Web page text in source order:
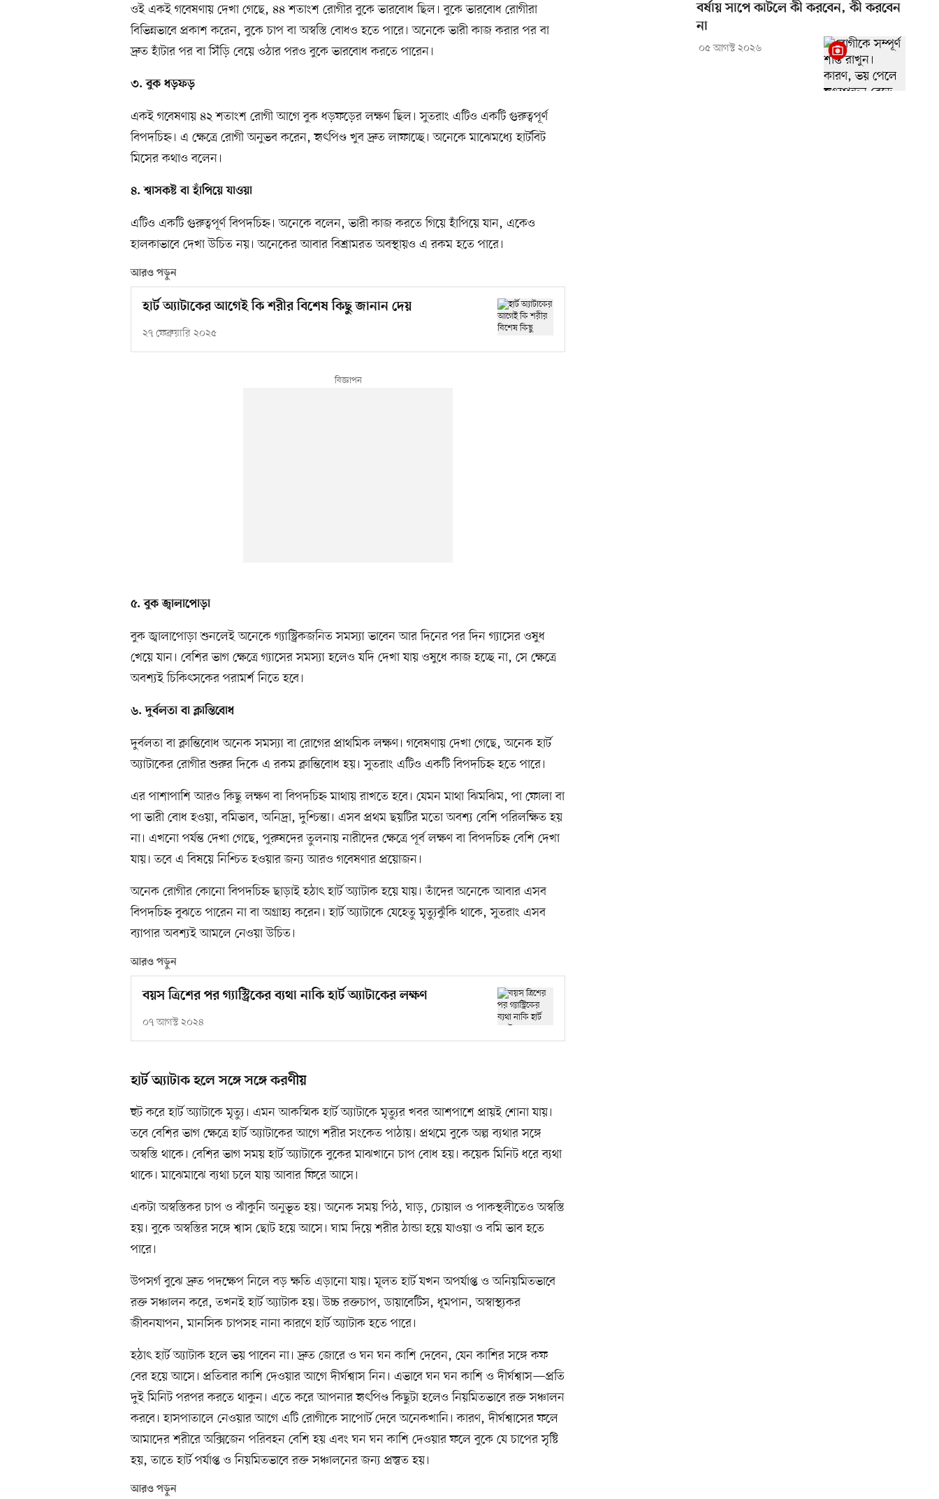
ওই একই গবেষণায় দেখা গেছে, ৪৪ শতাংশ রোগীর বুকে ভারবোধ ছিল। বুকে ভারবোধ রোগীরা
বিভিন্নভাবে প্রকাশ করেন, বুকে চাপ বা অস্বস্তি বোধও হতে পারে। অনেকে ভারী কাজ করার পর বা
দ্রুত হাঁটার পর বা সিঁড়ি বেয়ে ওঠার পরও বুকে ভারবোধ করতে পারেন।
৩. বুক ধড়ফড়
একই গবেষণায় ৪২ শতাংশ রোগী আগে বুক ধড়ফড়ের লক্ষণ ছিল। সুতরাং এটিও একটি গুরুত্বপূর্ণ
বিপদচিহ্ন। এ ক্ষেত্রে রোগী অনুভব করেন, হৃৎপিণ্ড খুব দ্রুত লাফাচ্ছে। অনেকে মাঝেমধ্যে হার্টবিট
মিসের কথাও বলেন।
৪. শ্বাসকষ্ট বা হাঁপিয়ে যাওয়া
এটিও একটি গুরুত্বপূর্ণ বিপদচিহ্ন। অনেকে বলেন, ভারী কাজ করতে গিয়ে হাঁপিয়ে যান, একেও
হালকাভাবে দেখা উচিত নয়। অনেকের আবার বিশ্রামরত অবস্থায়ও এ রকম হতে পারে।
আরও পড়ুন
হার্ট অ্যাটাকের আগেই কি শরীর বিশেষ কিছু জানান দেয়
২৭ ফেব্রুয়ারি ২০২৫
৫. বুক জ্বালাপোড়া
বুক জ্বালাপোড়া শুনলেই অনেকে গ্যাস্ট্রিকজনিত সমস্যা ভাবেন আর দিনের পর দিন গ্যাসের ওষুধ
খেয়ে যান। বেশির ভাগ ক্ষেত্রে গ্যাসের সমস্যা হলেও যদি দেখা যায় ওষুধে কাজ হচ্ছে না, সে ক্ষেত্রে
অবশ্যই চিকিৎসকের পরামর্শ নিতে হবে।
৬. দুর্বলতা বা ক্লান্তিবোধ
দুর্বলতা বা ক্লান্তিবোধ অনেক সমস্যা বা রোগের প্রাথমিক লক্ষণ। গবেষণায় দেখা গেছে, অনেক হার্ট
অ্যাটাকের রোগীর শুরুর দিকে এ রকম ক্লান্তিবোধ হয়। সুতরাং এটিও একটি বিপদচিহ্ন হতে পারে।
এর পাশাপাশি আরও কিছু লক্ষণ বা বিপদচিহ্ন মাথায় রাখতে হবে। যেমন মাথা ঝিমঝিম, পা ফোলা বা
পা ভারী বোধ হওয়া, বমিভাব, অনিদ্রা, দুশ্চিন্তা। এসব প্রথম ছয়টির মতো অবশ্য বেশি পরিলক্ষিত হয়
না। এখনো পর্যন্ত দেখা গেছে, পুরুষদের তুলনায় নারীদের ক্ষেত্রে পূর্ব লক্ষণ বা বিপদচিহ্ন বেশি দেখা
যায়। তবে এ বিষয়ে নিশ্চিত হওয়ার জন্য আরও গবেষণার প্রয়োজন।
অনেক রোগীর কোনো বিপদচিহ্ন ছাড়াই হঠাৎ হার্ট অ্যাটাক হয়ে যায়। তাঁদের অনেকে আবার এসব
বিপদচিহ্ন বুঝতে পারেন না বা অগ্রাহ্য করেন। হার্ট অ্যাটাকে যেহেতু মৃত্যুঝুঁকি থাকে, সুতরাং এসব
ব্যাপার অবশ্যই আমলে নেওয়া উচিত।
আরও পড়ুন
বয়স ত্রিশের পর গ্যাস্ট্রিকের ব্যথা নাকি হার্ট অ্যাটাকের লক্ষণ
০৭ আগস্ট ২০২৪
হার্ট অ্যাটাক হলে সঙ্গে সঙ্গে করণীয়
হুট করে হার্ট অ্যাটাকে মৃত্যু। এমন আকস্মিক হার্ট অ্যাটাকে মৃত্যুর খবর আশপাশে প্রায়ই শোনা যায়।
তবে বেশির ভাগ ক্ষেত্রে হার্ট অ্যাটাকের আগে শরীর সংকেত পাঠায়। প্রথমে বুকে অল্প ব্যথার সঙ্গে
অস্বস্তি থাকে। বেশির ভাগ সময় হার্ট অ্যাটাকে বুকের মাঝখানে চাপ বোধ হয়। কয়েক মিনিট ধরে ব্যথা
থাকে। মাঝেমাঝে ব্যথা চলে যায় আবার ফিরে আসে।
একটা অস্বস্তিকর চাপ ও ঝাঁকুনি অনুভূত হয়। অনেক সময় পিঠ, ঘাড়, চোয়াল ও পাকস্থলীতেও অস্বস্তি
হয়। বুকে অস্বস্তির সঙ্গে শ্বাস ছোট হয়ে আসে। ঘাম দিয়ে শরীর ঠান্ডা হয়ে যাওয়া ও বমি ভাব হতে
পারে।
উপসর্গ বুঝে দ্রুত পদক্ষেপ নিলে বড় ক্ষতি এড়ানো যায়। মূলত হার্ট যখন অপর্যাপ্ত ও অনিয়মিতভাবে
রক্ত সঞ্চালন করে, তখনই হার্ট অ্যাটাক হয়। উচ্চ রক্তচাপ, ডায়াবেটিস, ধূমপান, অস্বাস্থ্যকর
জীবনযাপন, মানসিক চাপসহ নানা কারণে হার্ট অ্যাটাক হতে পারে।
হঠাৎ হার্ট অ্যাটাক হলে ভয় পাবেন না। দ্রুত জোরে ও ঘন ঘন কাশি দেবেন, যেন কাশির সঙ্গে কফ
বের হয়ে আসে। প্রতিবার কাশি দেওয়ার আগে দীর্ঘশ্বাস নিন। এভাবে ঘন ঘন কাশি ও দীর্ঘশ্বাস—প্রতি
দুই মিনিট পরপর করতে থাকুন। এতে করে আপনার হৃৎপিণ্ড কিছুটা হলেও নিয়মিতভাবে রক্ত সঞ্চালন
করবে। হাসপাতালে নেওয়ার আগে এটি রোগীকে সাপোর্ট দেবে অনেকখানি। কারণ, দীর্ঘশ্বাসের ফলে
আমাদের শরীরে অক্সিজেন পরিবহন বেশি হয় এবং ঘন ঘন কাশি দেওয়ার ফলে বুকে যে চাপের সৃষ্টি
হয়, তাতে হার্ট পর্যাপ্ত ও নিয়মিতভাবে রক্ত সঞ্চালনের জন্য প্রস্তুত হয়।
আরও পড়ুন
বর্ষায় সাপে কাটলে কী করবেন, কী করবেন
না
০৫ আগস্ট ২০২৬